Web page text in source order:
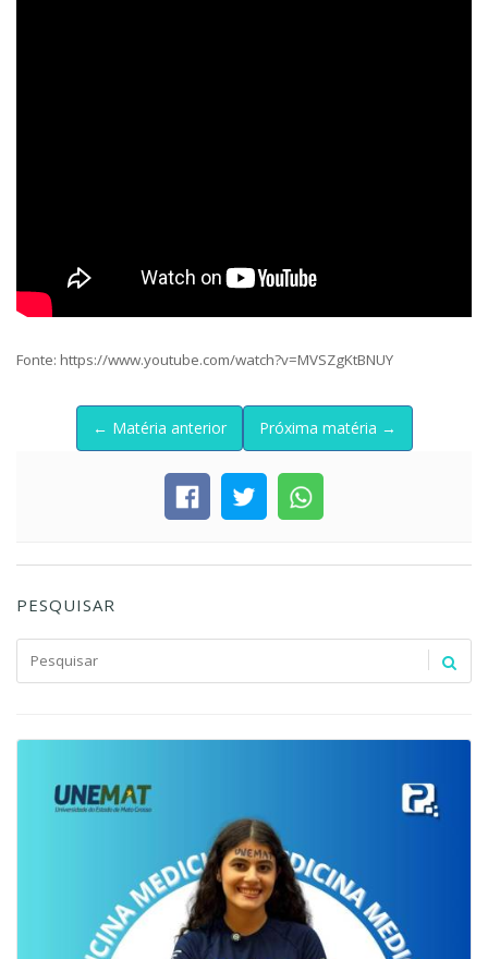
Fonte: https://www.youtube.com/watch?v=MVSZgKtBNUY
← Matéria anterior Próxima matéria →
PESQUISAR